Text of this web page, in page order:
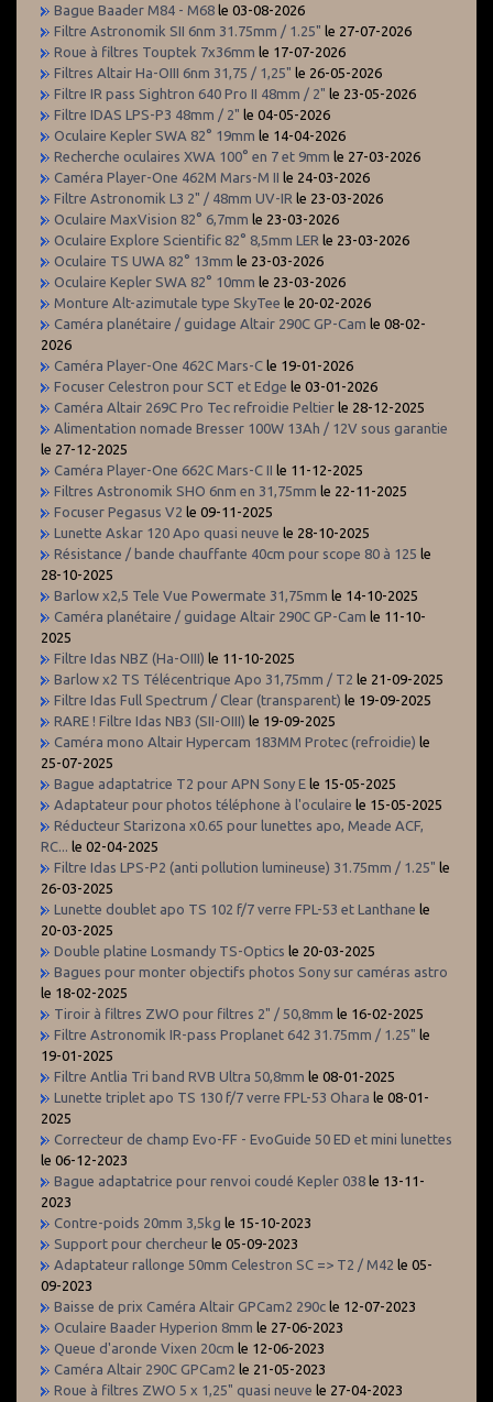
Bague Baader M84 - M68 le 03-08-2026
Filtre Astronomik SII 6nm 31.75mm / 1.25" le 27-07-2026
Roue à filtres Touptek 7x36mm le 17-07-2026
Filtres Altair Ha-OIII 6nm 31,75 / 1,25" le 26-05-2026
Filtre IR pass Sightron 640 Pro II 48mm / 2" le 23-05-2026
Filtre IDAS LPS-P3 48mm / 2" le 04-05-2026
Oculaire Kepler SWA 82° 19mm le 14-04-2026
Recherche oculaires XWA 100° en 7 et 9mm le 27-03-2026
Caméra Player-One 462M Mars-M II le 24-03-2026
Filtre Astronomik L3 2" / 48mm UV-IR le 23-03-2026
Oculaire MaxVision 82° 6,7mm le 23-03-2026
Oculaire Explore Scientific 82° 8,5mm LER le 23-03-2026
Oculaire TS UWA 82° 13mm le 23-03-2026
Oculaire Kepler SWA 82° 10mm le 23-03-2026
Monture Alt-azimutale type SkyTee le 20-02-2026
Caméra planétaire / guidage Altair 290C GP-Cam le 08-02-
2026
Caméra Player-One 462C Mars-C le 19-01-2026
Focuser Celestron pour SCT et Edge le 03-01-2026
Caméra Altair 269C Pro Tec refroidie Peltier le 28-12-2025
Alimentation nomade Bresser 100W 13Ah / 12V sous garantie
le 27-12-2025
Caméra Player-One 662C Mars-C II le 11-12-2025
Filtres Astronomik SHO 6nm en 31,75mm le 22-11-2025
Focuser Pegasus V2 le 09-11-2025
Lunette Askar 120 Apo quasi neuve le 28-10-2025
Résistance / bande chauffante 40cm pour scope 80 à 125 le
28-10-2025
Barlow x2,5 Tele Vue Powermate 31,75mm le 14-10-2025
Caméra planétaire / guidage Altair 290C GP-Cam le 11-10-
2025
Filtre Idas NBZ (Ha-OIII) le 11-10-2025
Barlow x2 TS Télécentrique Apo 31,75mm / T2 le 21-09-2025
Filtre Idas Full Spectrum / Clear (transparent) le 19-09-2025
RARE ! Filtre Idas NB3 (SII-OIII) le 19-09-2025
Caméra mono Altair Hypercam 183MM Protec (refroidie) le
25-07-2025
Bague adaptatrice T2 pour APN Sony E le 15-05-2025
Adaptateur pour photos téléphone à l'oculaire le 15-05-2025
Réducteur Starizona x0.65 pour lunettes apo, Meade ACF,
RC...
le 02-04-2025
Filtre Idas LPS-P2 (anti pollution lumineuse) 31.75mm / 1.25" le
26-03-2025
Lunette doublet apo TS 102 f/7 verre FPL-53 et Lanthane le
20-03-2025
Double platine Losmandy TS-Optics le 20-03-2025
Bagues pour monter objectifs photos Sony sur caméras astro
le 18-02-2025
Tiroir à filtres ZWO pour filtres 2" / 50,8mm le 16-02-2025
Filtre Astronomik IR-pass Proplanet 642 31.75mm / 1.25" le
19-01-2025
Filtre Antlia Tri band RVB Ultra 50,8mm le 08-01-2025
Lunette triplet apo TS 130 f/7 verre FPL-53 Ohara le 08-01-
2025
Correcteur de champ Evo-FF - EvoGuide 50 ED et mini lunettes
le 06-12-2023
Bague adaptatrice pour renvoi coudé Kepler 038 le 13-11-
2023
Contre-poids 20mm 3,5kg le 15-10-2023
Support pour chercheur le 05-09-2023
Adaptateur rallonge 50mm Celestron SC => T2 / M42 le 05-
09-2023
Baisse de prix Caméra Altair GPCam2 290c le 12-07-2023
Oculaire Baader Hyperion 8mm le 27-06-2023
Queue d'aronde Vixen 20cm le 12-06-2023
Caméra Altair 290C GPCam2 le 21-05-2023
Roue à filtres ZWO 5 x 1,25" quasi neuve le 27-04-2023